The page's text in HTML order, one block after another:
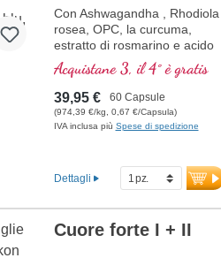
Con Ashwagandha , Rhodiola
rosea, OPC, la curcuma,
estratto di rosmarino e acido
pantotenico, che contribuisce
alla normale prestazioni
mentali ed è coinvolto nella
sintesi e nel metabolismo di
diversi neurotrasmettitori.
Acquistane 3, il 4° è gratis
39,95 € 60 Capsule
(974,39 €/kg, 0,67 €/Capsula)
IVA inclusa più Spese di spedizione
Dettagli
Cuore forte I + II